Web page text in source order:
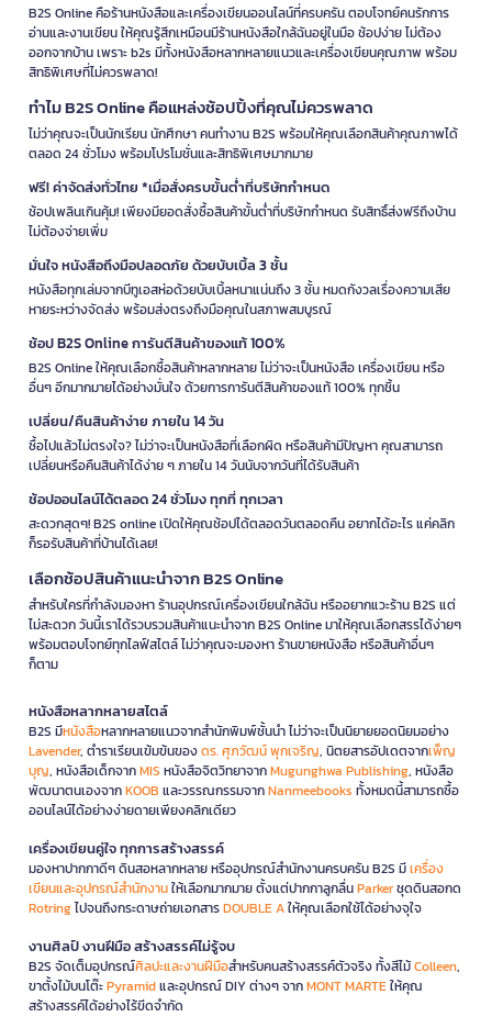
B2S Online คือร้านหนังสือและเครื่องเขียนออนไลน์ที่ครบครัน ตอบโจทย์คนรักการ
อ่านและงานเขียน ให้คุณรู้สึกเหมือนมีร้านหนังสือใกล้ฉันอยู่ในมือ ช้อปง่าย ไม่ต้อง
ออกจากบ้าน เพราะ b2s มีทั้งหนังสือหลากหลายแนวและเครื่องเขียนคุณภาพ พร้อม
สิทธิพิเศษที่ไม่ควรพลาด!
ทำไม B2S Online คือแหล่งช้อปปิ้งที่คุณไม่ควรพลาด
ไม่ว่าคุณจะเป็นนักเรียน นักศึกษา คนทำงาน B2S พร้อมให้คุณเลือกสินค้าคุณภาพได้
ตลอด 24 ชั่วโมง พร้อมโปรโมชั่นและสิทธิพิเศษมากมาย
ฟรี! ค่าจัดส่งทั่วไทย *เมื่อสั่งครบขั้นต่ำที่บริษัทกำหนด
ช้อปเพลินเกินคุ้ม! เพียงมียอดสั่งซื้อสินค้าขั้นต่ำที่บริษัทกำหนด รับสิทธิ์ส่งฟรีถึงบ้าน
ไม่ต้องจ่ายเพิ่ม
มั่นใจ หนังสือถึงมือปลอดภัย ด้วยบับเบิ้ล 3 ชั้น
หนังสือทุกเล่มจากบีทูเอสห่อด้วยบับเบิ้ลหนาแน่นถึง 3 ชั้น หมดกังวลเรื่องความเสีย
หายระหว่างจัดส่ง พร้อมส่งตรงถึงมือคุณในสภาพสมบูรณ์
ช้อป B2S Online การันตีสินค้าของแท้ 100%
B2S Online ให้คุณเลือกซื้อสินค้าหลากหลาย ไม่ว่าจะเป็นหนังสือ เครื่องเขียน หรือ
อื่นๆ อีกมากมายได้อย่างมั่นใจ ด้วยการการันตีสินค้าของแท้ 100% ทุกชิ้น
เปลี่ยน/คืนสินค้าง่าย ภายใน 14 วัน
ซื้อไปแล้วไม่ตรงใจ? ไม่ว่าจะเป็นหนังสือที่เลือกผิด หรือสินค้ามีปัญหา คุณสามารถ
เปลี่ยนหรือคืนสินค้าได้ง่าย ๆ ภายใน 14 วันนับจากวันที่ได้รับสินค้า
ช้อปออนไลน์ได้ตลอด 24 ชั่วโมง ทุกที่ ทุกเวลา
สะดวกสุดๆ! B2S online เปิดให้คุณช้อปได้ตลอดวันตลอดคืน อยากได้อะไร แค่คลิก
ก็รอรับสินค้าที่บ้านได้เลย!
เลือกช้อปสินค้าแนะนำจาก B2S Online
สำหรับใครที่กำลังมองหา ร้านอุปกรณ์เครื่องเขียนใกล้ฉัน หรืออยากแวะร้าน B2S แต่
ไม่สะดวก วันนี้เราได้รวบรวมสินค้าแนะนำจาก B2S Online มาให้คุณเลือกสรรได้ง่ายๆ
พร้อมตอบโจทย์ทุกไลฟ์สไตล์ ไม่ว่าคุณจะมองหา ร้านขายหนังสือ หรือสินค้าอื่นๆ
ก็ตาม
หนังสือหลากหลายสไตล์
B2S มีหนังสือหลากหลายแนวจากสำนักพิมพ์ชั้นนำ ไม่ว่าจะเป็นนิยายยอดนิยมอย่าง
Lavender, ตำราเรียนเข้มข้นของดร. ศุภวัฒน์ พุกเจริญ, นิตยสารอัปเดตจากเพ็ญ
บุญ, หนังสือเด็กจากMIS หนังสือจิตวิทยาจากMugunghwa Publishing, หนังสือ
พัฒนาตนเองจากKOOB และวรรณกรรมจากNanmeebooks ทั้งหมดนี้สามารถซื้อ
ออนไลน์ได้อย่างง่ายดายเพียงคลิกเดียว
เครื่องเขียนคู่ใจ ทุกการสร้างสรรค์
มองหาปากกาดีๆ ดินสอหลากหลาย หรืออุปกรณ์สำนักงานครบครัน B2S มีเครื่อง
เขียนและอุปกรณ์สำนักงานให้เลือกมากมาย ตั้งแต่ปากกาลูกลื่นParkerชุดดินสอกด
Rotringไปจนถึงกระดาษถ่ายเอกสารDOUBLE Aให้คุณเลือกใช้ได้อย่างจุใจ
งานศิลป์ งานฝีมือ สร้างสรรค์ไม่รู้จบ
B2S จัดเต็มอุปกรณ์ศิลปะและงานฝีมือสำหรับคนสร้างสรรค์ตัวจริง ทั้งสีไม้Colleen,
ขาตั้งไม้บนโต๊ะPyramidและอุปกรณ์ DIY ต่างๆ จากMONT MARTEให้คุณ
สร้างสรรค์ได้อย่างไร้ขีดจำกัด